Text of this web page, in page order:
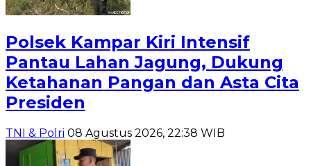
Polsek Kampar Kiri Intensif
Pantau Lahan Jagung, Dukung
Ketahanan Pangan dan Asta Cita
Presiden
TNI & Polri 08 Agustus 2026, 22:38 WIB